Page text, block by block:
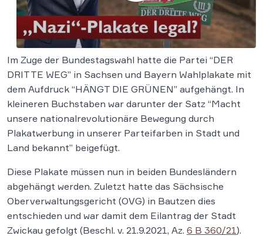
Im Zuge der Bundestagswahl hatte die Partei “DER
DRITTE WEG” in Sachsen und Bayern Wahlplakate mit
dem Aufdruck “HÄNGT DIE GRÜNEN” aufgehängt. In
kleineren Buchstaben war darunter der Satz “Macht
unsere nationalrevolutionäre Bewegung durch
Plakatwerbung in unserer Parteifarben in Stadt und
Land bekannt” beigefügt.
Diese Plakate müssen nun in beiden Bundesländern
abgehängt werden. Zuletzt hatte das Sächsische
Oberverwaltungsgericht (OVG) in Bautzen dies
entschieden und war damit dem Eilantrag der Stadt
Zwickau gefolgt (Beschl. v. 21.9.2021, Az. 6 B 360/21).